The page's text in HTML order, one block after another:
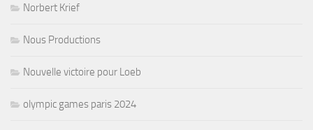
Norbert Krief
Nous Productions
Nouvelle victoire pour Loeb
olympic games paris 2024